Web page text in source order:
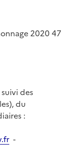
2020 47
des
du
:
-